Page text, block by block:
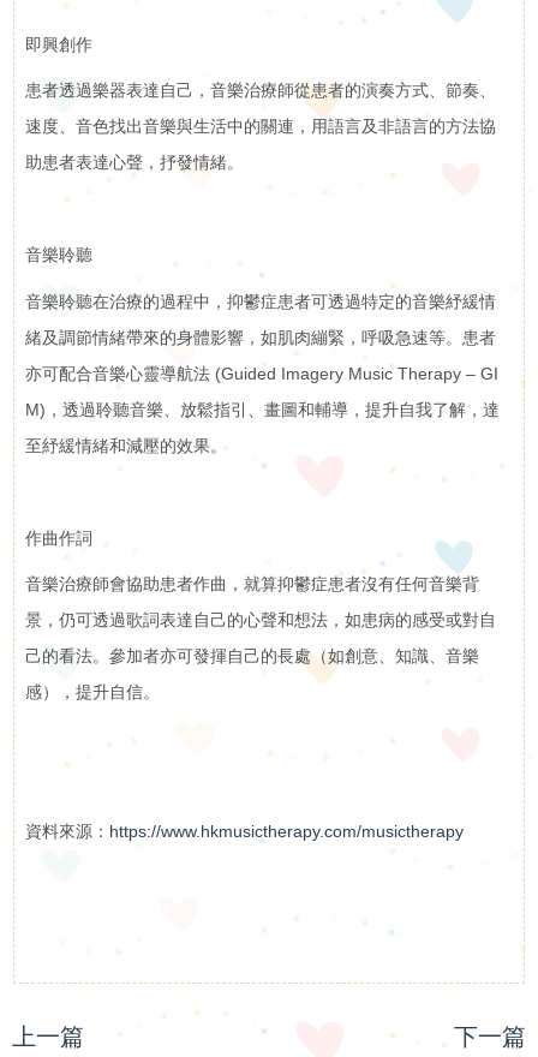
請
聯
我
招聘信息
相關鏈接
聯絡我們
即興創作
患者透過樂器表達自己，音樂治療師從患者的演奏方式、節奏、
速度、音色找出音樂與生活中的關連，用語言及非語言的方法協
助患者表達心聲，抒發情緒。
音樂聆聽
音樂聆聽在治療的過程中，抑鬱症患者可透過特定的音樂紓緩情
緒及調節情緒帶來的身體影響，如肌肉繃緊，呼吸急速等。患者
亦可配合音樂心靈導航法 (Guided Imagery Music Therapy – GI
M)，透過聆聽音樂、放鬆指引、畫圖和輔導，提升自我了解，達
至紓緩情緒和減壓的效果。
作曲作詞
音樂治療師會協助患者作曲，就算抑鬱症患者沒有任何音樂背
景，仍可透過歌詞表達自己的心聲和想法，如患病的感受或對自
己的看法。參加者亦可發揮自己的長處（如創意、知識、音樂
感），提升自信。
資料來源： https://www.hkmusictherapy.com/musictherapy
上一篇 下一篇